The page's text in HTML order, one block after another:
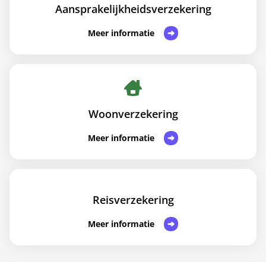
Aansprakelijkheidsverzekering
Meer informatie
Woonverzekering
Meer informatie
Reisverzekering
Meer informatie